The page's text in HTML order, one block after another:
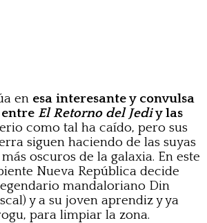
en esa interesante y convulsa
El Retorno del Jediy las
como tal ha caído, pero sus
siguen haciendo de las suyas
oscuros de la galaxia. En este
Nueva República decide
mandaloriano Din
y a su joven aprendiz y ya
para limpiar la zona.